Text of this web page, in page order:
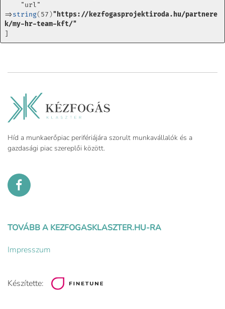
=>string( 57 )"https://kezfogasprojektiroda.hu/partnere
k/my-hr-team-kft/"
]
Híd a munkaerőpiac perifériájára szorult munkavállalók és a
gazdasági piac szereplői között.
TOVÁBB A KEZFOGASKLASZTER.HU-RA
Impresszum
Készítette: